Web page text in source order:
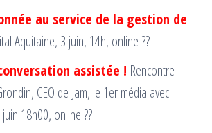
au service de la gestion de
Aquitaine, 3 juin, 14h, online ??
assistée ! Rencontre
CEO de Jam, le 1er média avec
18h00, online ??